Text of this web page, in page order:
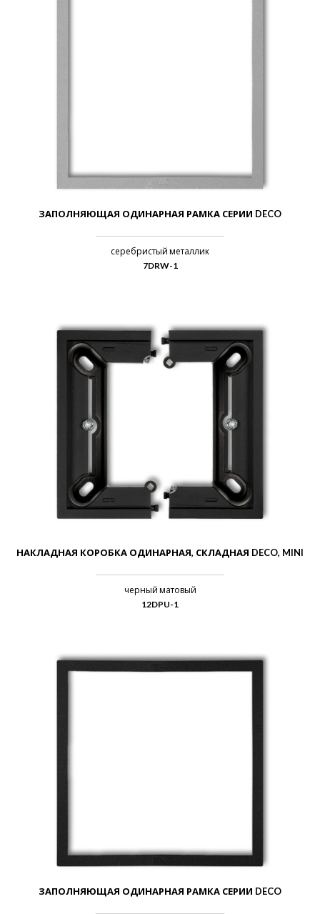
ЗАПОЛНЯЮЩАЯ ОДИНАРНАЯ РАМКА СЕРИИ DECO
серебристый металлик
7DRW-1
НАКЛАДНАЯ КОРОБКА ОДИНАРНАЯ, СКЛАДНАЯ DECO, MINI
черный матовый
12DPU-1
ЗАПОЛНЯЮЩАЯ ОДИНАРНАЯ РАМКА СЕРИИ DECO